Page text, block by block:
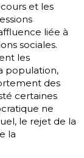
et les
liée à
sociales.
les
population,
des
certaines
ne
le rejet de la
la